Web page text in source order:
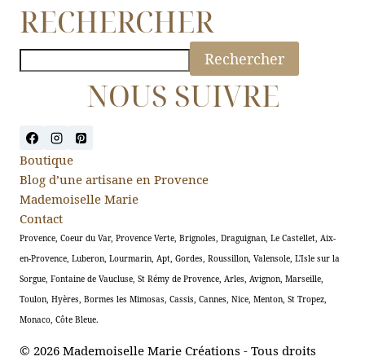
RECHERCHER
Rechercher
NOUS SUIVRE
Boutique
Blog d’une artisane en Provence
Mademoiselle Marie
Contact
Provence, Coeur du Var, Provence Verte, Brignoles, Draguignan, Le Castellet, Aix-
en-Provence, Luberon, Lourmarin, Apt, Gordes, Roussillon, Valensole, L'Isle sur la
Sorgue, Fontaine de Vaucluse, St Rémy de Provence, Arles, Avignon, Marseille,
Toulon, Hyères, Bormes les Mimosas, Cassis, Cannes, Nice, Menton, St Tropez,
Monaco, Côte Bleue.
© 2026 Mademoiselle Marie Créations - Tous droits